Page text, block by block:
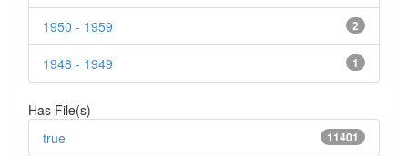
2
1950 - 1959
1
1948 - 1949
Has File(s)
11401
true